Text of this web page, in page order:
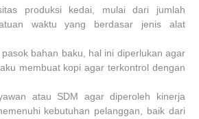
produksi kedai, mulai dari jumlah
waktu yang berdasar jenis alat
bahan baku, hal ini diperlukan agar
membuat kopi agar terkontrol dengan
atau SDM agar diperoleh kinerja
kebutuhan pelanggan, baik dari